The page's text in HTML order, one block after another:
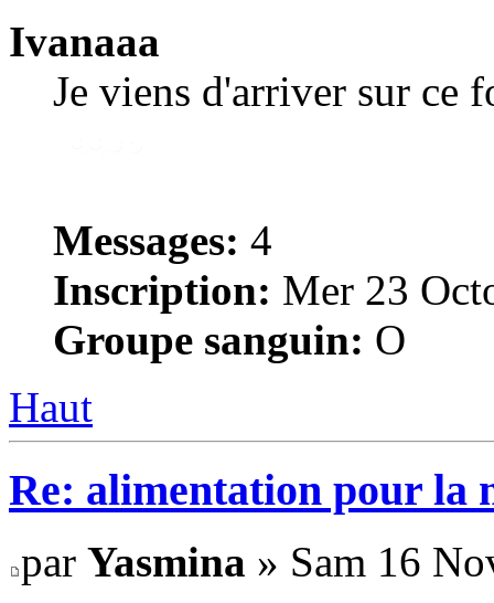
Ivanaaa
Je viens d'arriver sur ce
Messages: 4
Inscription: Mer 23
Groupe sanguin: O
Haut
Re: alimentation pour la
par Yasmina » Sam 16